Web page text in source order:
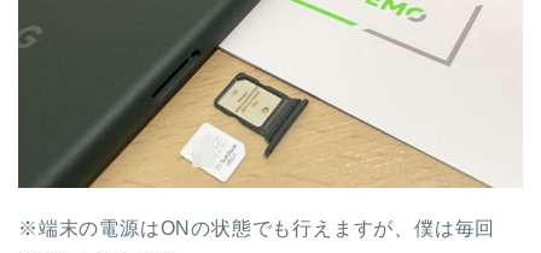
※端末の電源はONの状態でも行えますが、僕は毎回